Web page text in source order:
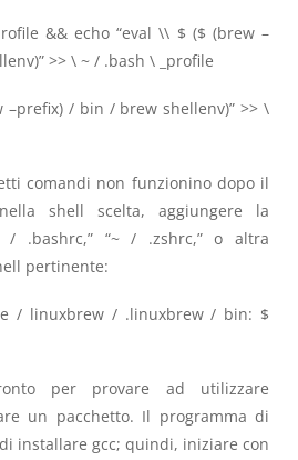
&& echo “eval \\ $ ($ (brew –
>> \ ~ / .bash \ _profile
–prefix) / bin / brew shellenv)” >> \
comandi non funzionino dopo il
shell scelta, aggiungere la
/ .bashrc,” “~ / .zshrc,” o altra
pertinente:
/ linuxbrew / .linuxbrew / bin: $
per provare ad utilizzare
un pacchetto. Il programma di
installare gcc; quindi, iniziare con